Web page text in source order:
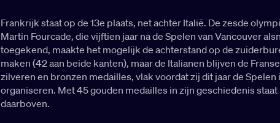
Frankrijk staat op de 13e plaats, net achter Italië. De zesde
Martin Fourcade, die vijftien jaar na de Spelen van Vancouver
toegekend, maakte het mogelijk de achterstand op de
maken (42 aan beide kanten), maar de Italianen blijven de
zilveren en bronzen medailles, vlak voordat zij dit jaar de Spelen
organiseren. Met 45 gouden medailles in zijn geschiedenis
daarboven.